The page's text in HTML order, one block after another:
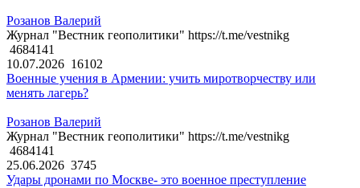
Розанов Валерий
Журнал "Вестник геополитики" https://t.me/vestnikg
4684141
10.07.2026 16102
Военные учения в Армении: учить миротворчеству или
менять лагерь?
Розанов Валерий
Журнал "Вестник геополитики" https://t.me/vestnikg
4684141
25.06.2026 3745
Удары дронами по Москве- это военное преступление